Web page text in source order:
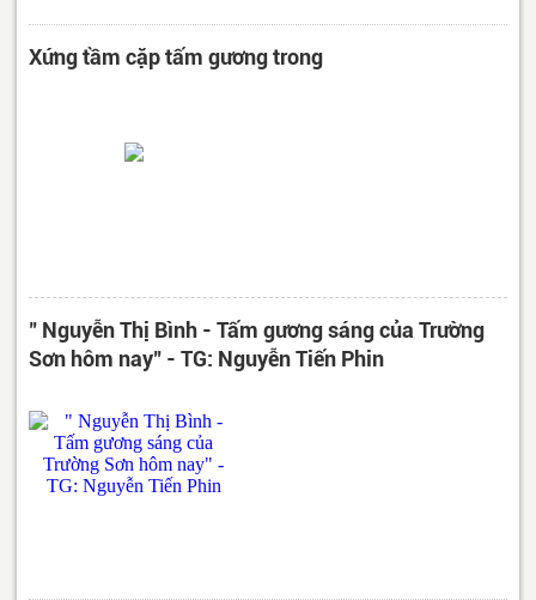
Xứng tầm cặp tấm gương trong
" Nguyễn Thị Bình - Tấm gương sáng của Trường
Sơn hôm nay" - TG: Nguyễn Tiến Phin